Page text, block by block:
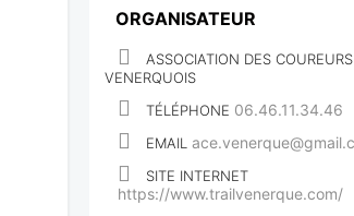
ORGANISATEUR
ASSOCIATION DES
VENERQUOIS
TÉLÉPHONE 06.46.11.34.46
EMAIL
SITE INTERNET
https://www.trailvenerque.com/